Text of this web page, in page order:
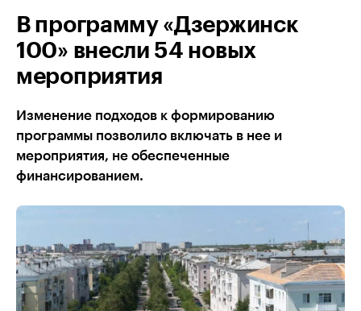
В программу «Дзержинск
100» внесли 54 новых
мероприятия
Изменение подходов к формированию
программы позволило включать в нее и
мероприятия, не обеспеченные
финансированием.